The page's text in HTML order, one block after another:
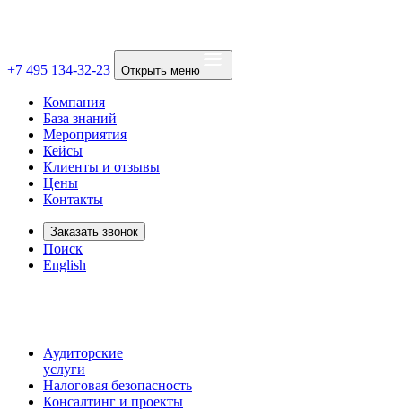
+7 495 134-32-23 Открыть меню
Компания
База знаний
Мероприятия
Кейсы
Клиенты и отзывы
Цены
Контакты
Заказать звонок
Поиск
English
Аудиторские
услуги
Налоговая безопасность
Консалтинг и проекты